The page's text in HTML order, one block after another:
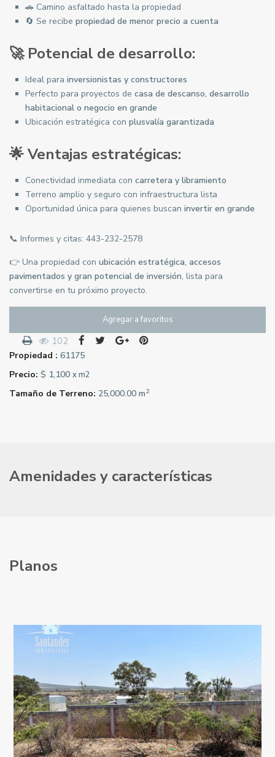
🚗 Camino asfaltado hasta la propiedad
🔄 Se recibe propiedad de menor precio a cuenta
🚀 Potencial de desarrollo:
Ideal para inversionistas y constructores
Perfecto para proyectos de casa de descanso, desarrollo
habitacional o negocio en grande
Ubicación estratégica con plusvalía garantizada
🌟 Ventajas estratégicas:
Conectividad inmediata con carretera y libramiento
Terreno amplio y seguro con infraestructura lista
Oportunidad única para quienes buscan invertir en grande
📞 Informes y citas: 443-232-2578
👉 Una propiedad con ubicación estratégica, accesos
pavimentados y gran potencial de inversión, lista para
convertirse en tu próximo proyecto.
Agregar a favoritos
102
Propiedad : 61175
Precio: $ 1,100 x m2
Tamaño de Terreno: 25,000.00 m2
Amenidades y características
Planos